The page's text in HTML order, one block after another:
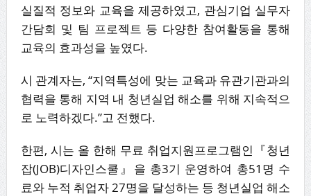
실질적 정보와 교육을 제공하였고, 관심기업 실무자
간담회 및 팀 프로젝트 등 다양한 참여활동을 통해
교육의 효과성을 높였다.
시 관계자는, “지역특성에 맞는 교육과 유관기관과의
협력을 통해 지역 내 청년실업 해소를 위해 지속적으
로 노력하겠다.”고 전했다.
한편, 시는 올 한해 무료 취업지원프로그램인『청년
잡(JOB)디자인스쿨』을 총3기 운영하여 총51명 수
료와 누적 취업자 27명을 달성하는 등 청년실업 해소